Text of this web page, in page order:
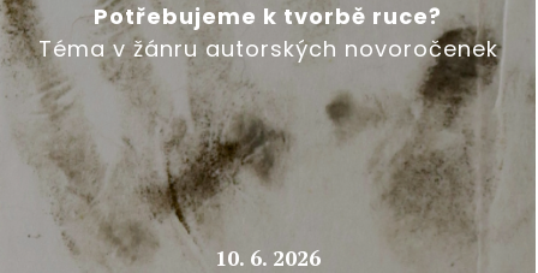
Potřebujeme k tvorbě ruce?
Téma v žánru autorských novoročenek
10. 6. 2026